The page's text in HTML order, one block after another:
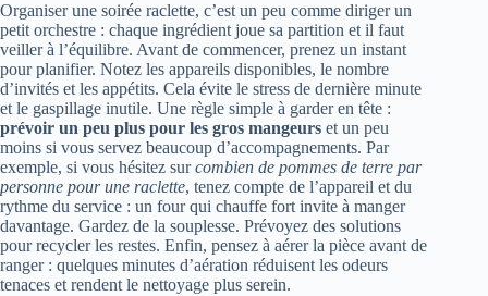
Organiser une soirée raclette, c’est un peu comme diriger un
petit orchestre : chaque ingrédient joue sa partition et il faut
veiller à l’équilibre. Avant de commencer, prenez un instant
pour planifier. Notez les appareils disponibles, le nombre
d’invités et les appétits. Cela évite le stress de dernière minute
et le gaspillage inutile. Une règle simple à garder en tête :
prévoir un peu plus pour les gros mangeurs et un peu
moins si vous servez beaucoup d’accompagnements. Par
exemple, si vous hésitez surcombien de pommes de terre par
personne pour une raclette, tenez compte de l’appareil et du
rythme du service : un four qui chauffe fort invite à manger
davantage. Gardez de la souplesse. Prévoyez des solutions
pour recycler les restes. Enfin, pensez à aérer la pièce avant de
ranger : quelques minutes d’aération réduisent les odeurs
tenaces et rendent le nettoyage plus serein.